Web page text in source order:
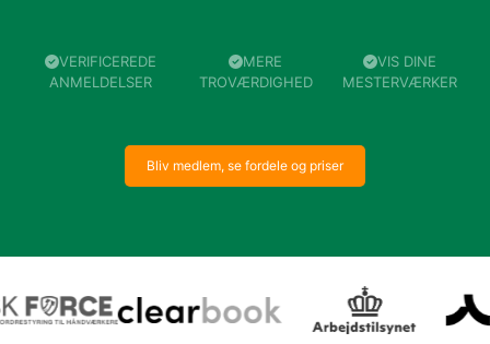
VERIFICEREDE
ANMELDELSER
MERE
TROVÆRDIGHED
VIS DINE
MESTERVÆRKER
Bliv medlem, se fordele og priser